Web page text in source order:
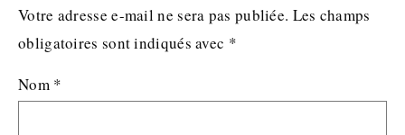
Votre adresse e-mail ne sera pas publiée. Les champs
obligatoires sont indiqués avec *
Nom *